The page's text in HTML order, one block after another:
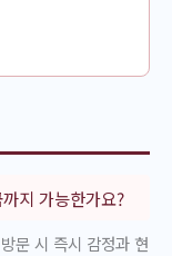
지 가능한가요?
문 시 즉시 감정과 현